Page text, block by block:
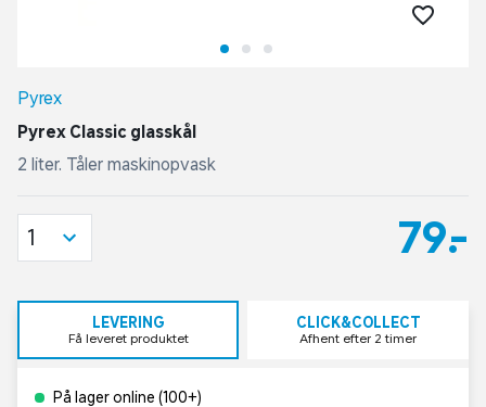
Pyrex
Pyrex Classic glasskål
2 liter. Tåler maskinopvask
79,-
1
LEVERING
Få leveret produktet
CLICK&COLLECT
Afhent efter 2 timer
På lager online (100+)